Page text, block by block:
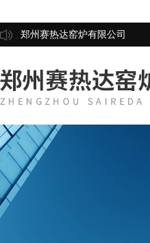
郑州赛热达窑炉有限公司